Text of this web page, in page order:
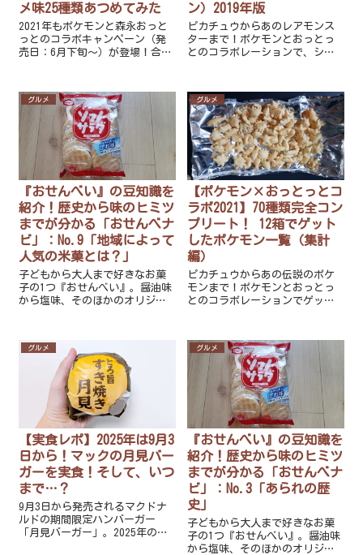
メ味25種類あつめてみた
2021年もポケモンと森永おっと
っとのコラボキャンペーン（発
売日：6月下旬～）が登場！合計
で紹介します！
ン）2019年版
ピカチュウからあのレアモンス
ターまで！ポケモンとおっとっ
とのコラボレーションで、シー
グルメ
『おせんべい』の豆知識を
紹介！歴史から味のヒミツ
までが分かる「おせんべナ
ビ」：No.9「地域によって
人気の米菓とは？」
子どもから大人まで好きなお菓
子の1つ『おせんべい』。醤油味
から塩味、そのほかのオリジナ
ること間違い無いですよ！
グルメ
【ポケモン×おっとっとコ
ラボ2021】70種類完全コン
プリート！ 12箱でゲット
したポケモン一覧（集計
編）
ピカチュウからあの伝説のポケ
モンまで！ポケモンとおっとっ
とのコラボレーションでゲット
か集計します。
グルメ
【実食レポ】2025年は9月3
日から！マックの月見バー
ガーを実食！そして、いつ
まで…？
9月3日から発売されるマクドナ
ルドの期間限定ハンバーガー
「月見バーガー」。2025年の新
グルメ
『おせんべい』の豆知識を
紹介！歴史から味のヒミツ
までが分かる「おせんべナ
ビ」：No.3「あられの歴
史」
子どもから大人まで好きなお菓
子の1つ『おせんべい』。醤油味
から塩味、そのほかのオリジナ